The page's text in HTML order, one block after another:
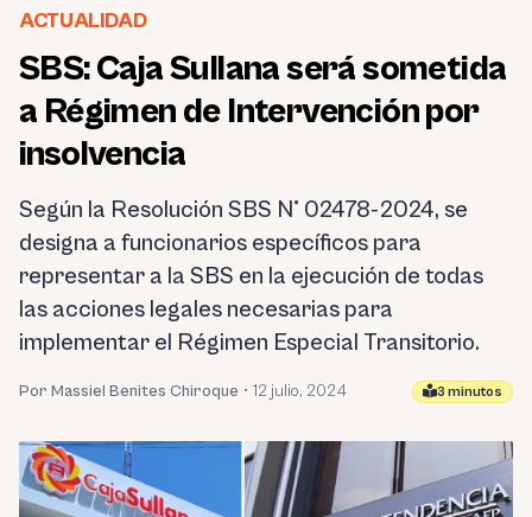
ACTUALIDAD
SBS: Caja Sullana será sometida
a Régimen de Intervención por
insolvencia
Según la Resolución SBS N° 02478-2024, se
designa a funcionarios específicos para
representar a la SBS en la ejecución de todas
las acciones legales necesarias para
implementar el Régimen Especial Transitorio.
Por Massiel Benites Chiroque • 12 julio, 2024 3 minutos